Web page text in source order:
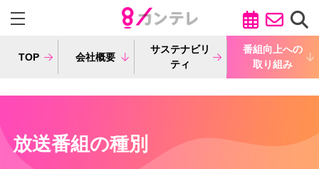
TOP 会社概要
サステナビリ
ティ
番組向上への
取り組み
放送番組の種別